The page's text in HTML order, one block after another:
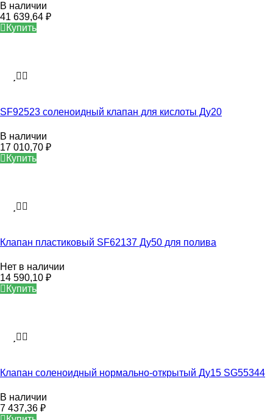
В наличии
41 639,64 ₽
Купить
SF92523 соленоидный клапан для кислоты Ду20
В наличии
17 010,70 ₽
Купить
Клапан пластиковый SF62137 Ду50 для полива
Нет в наличии
14 590,10 ₽
Купить
Клапан соленоидный нормально-открытый Ду15 SG55344
В наличии
7 437,36 ₽